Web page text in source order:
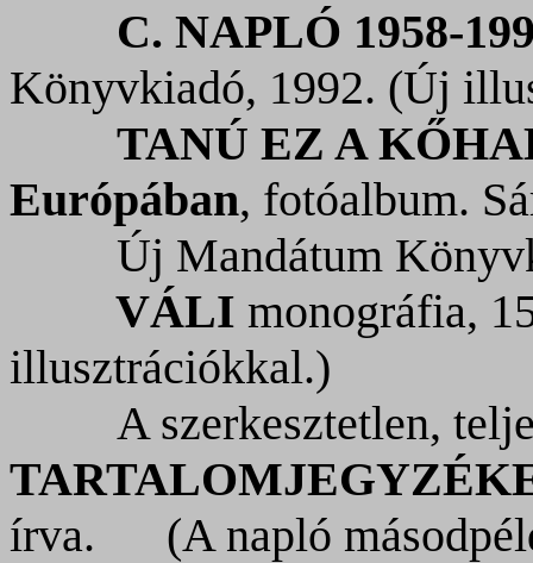
C. NAPLÓ 1958-
Könyvkiadó, 1992. (Új
TANÚ EZ A
Európában, fotóalbum.
Új Mandátum
VÁLI monográfia,
illusztrációkkal.)
A szerkesztetlen,
írva.
(A napló